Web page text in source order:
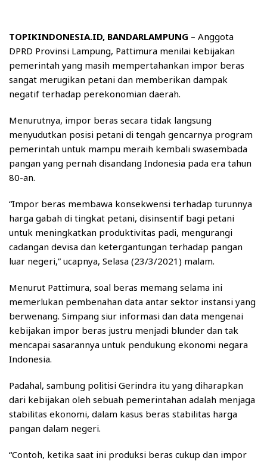
TOPIKINDONESIA.ID, BANDARLAMPUNG – Anggota
DPRD Provinsi Lampung, Pattimura menilai kebijakan
pemerintah yang masih mempertahankan impor beras
sangat merugikan petani dan memberikan dampak
negatif terhadap perekonomian daerah.
Menurutnya, impor beras secara tidak langsung
menyudutkan posisi petani di tengah gencarnya program
pemerintah untuk mampu meraih kembali swasembada
pangan yang pernah disandang Indonesia pada era tahun
80-an.
“Impor beras membawa konsekwensi terhadap turunnya
harga gabah di tingkat petani, disinsentif bagi petani
untuk meningkatkan produktivitas padi, mengurangi
cadangan devisa dan ketergantungan terhadap pangan
luar negeri,” ucapnya, Selasa (23/3/2021) malam.
Menurut Pattimura, soal beras memang selama ini
memerlukan pembenahan data antar sektor instansi yang
berwenang. Simpang siur informasi dan data mengenai
kebijakan impor beras justru menjadi blunder dan tak
mencapai sasarannya untuk pendukung ekonomi negara
Indonesia.
Padahal, sambung politisi Gerindra itu yang diharapkan
dari kebijakan oleh sebuah pemerintahan adalah menjaga
stabilitas ekonomi, dalam kasus beras stabilitas harga
pangan dalam negeri.
“Contoh, ketika saat ini produksi beras cukup dan impor